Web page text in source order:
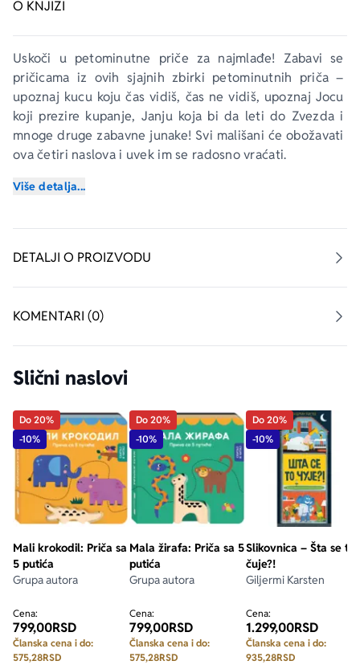
O KNJIZI
Uskoči u petominutne priče za najmlađe! Zabavi se
pričicama iz ovih sjajnih zbirki petominutnih priča –
upoznaj kucu koju čas vidiš, čas ne vidiš, upoznaj Jocu
koji prezire kupanje, Janju koja bi da leti do Zvezda i
mnoge druge zabavne junake! Svi mališani će obožavati
ova četiri naslova i uvek im se radosno vraćati.
Zabavi se pričicama za svaki dan u nedelji iz ove sjajne
Lelom u baštu, upoznaj Jocu koji prezire kupanje i
ostale ljupke drugare. Deca će obožavati ovih sedam
Više detalja...
DETALJI O PROIZVODU
KOMENTARI (0)
Slični naslovi
Do 20%
-10%
Mali krokodil: Priča sa
5 putića
Grupa autora
Cena:
799,00RSD
Članska cena i do:
575,28RSD
Do 20%
-10%
Mala žirafa: Priča sa 5
putića
Grupa autora
Cena:
799,00RSD
Članska cena i do:
575,28RSD
Do 20%
-10%
Slikovnica – Šta se to
čuje?!
Giljermi Karsten
Cena:
1.299,00RSD
Članska cena i do:
935,28RSD